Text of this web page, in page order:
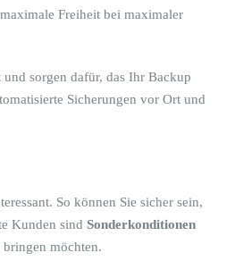
Freiheit bei maximaler
sorgen dafür, das Ihr Backup
Sicherungen vor Ort und
So können Sie sicher sein,
Kunden sind Sonderkonditionen
möchten.